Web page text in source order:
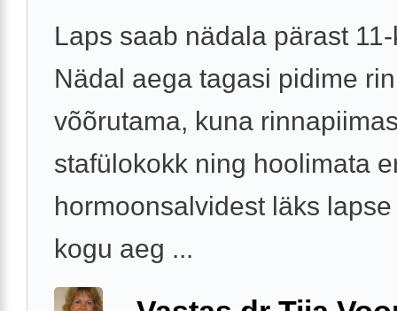
Laps saab nädala pärast
Nädal aega tagasi pidime
võõrutama, kuna
stafülokokk ning hoolimata
hormoonsalvidest läks
kogu aeg ...